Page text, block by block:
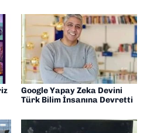
Google Yapay Zeka Devini
Türk Bilim İnsanına Devretti